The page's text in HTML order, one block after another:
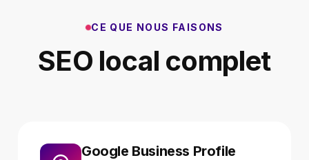
CE QUE NOUS FAISONS
SEO local complet
Google Business Profile